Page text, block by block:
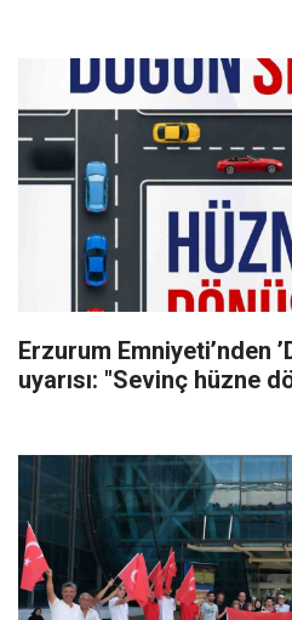
Erzurum Emniyeti’nden
uyarısı: "Sevinç hüzne